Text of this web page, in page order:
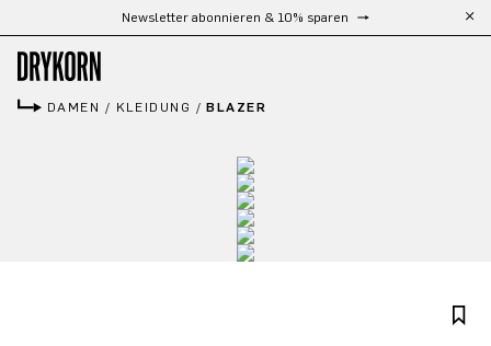
Zum Hauptinhalt springen
Kostenloser Versand ab 300 €
DAMEN / KLEIDUNG /BLAZER